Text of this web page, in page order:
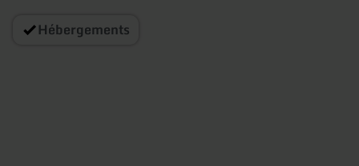
Hébergements